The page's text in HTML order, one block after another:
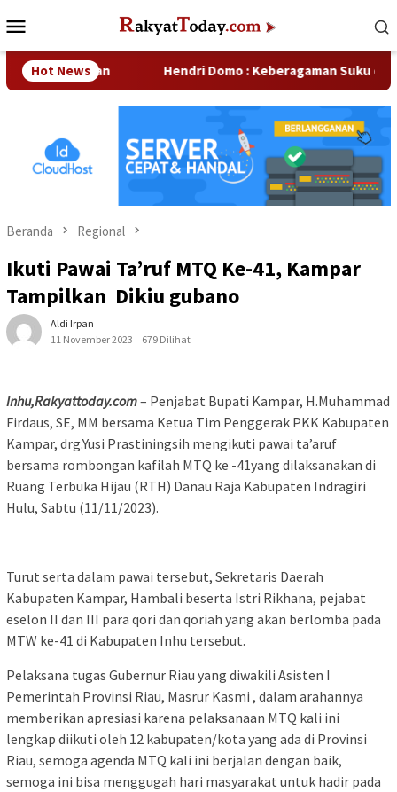
ke
Mobile
Hot News Hendri Domo : Keberagaman Suku dan
Beranda Regional
Ikuti Pawai Ta’ruf MTQ Ke-41, Kampar
Tampilkan Dikiu gubano
Aldi Irpan
11 November 2023
679 Dilihat
Inhu,Rakyattoday.com– Penjabat Bupati Kampar, H.Muhammad
Firdaus, SE, MM bersama Ketua Tim Penggerak PKK Kabupaten
Kampar, drg.Yusi Prastiningsih mengikuti pawai ta’aruf
bersama rombongan kafilah MTQ ke -41yang dilaksanakan di
Ruang Terbuka Hijau (RTH) Danau Raja Kabupaten Indragiri
Hulu, Sabtu (11/11/2023).
Turut serta dalam pawai tersebut, Sekretaris Daerah
Kabupaten Kampar, Hambali beserta Istri Rikhana, pejabat
eselon II dan III para qori dan qoriah yang akan berlomba pada
MTW ke-41 di Kabupaten Inhu tersebut.
Pelaksana tugas Gubernur Riau yang diwakili Asisten I
Pemerintah Provinsi Riau, Masrur Kasmi , dalam arahannya
memberikan apresiasi karena pelaksanaan MTQ kali ini
lengkap diikuti oleh 12 kabupaten/kota yang ada di Provinsi
Riau, semoga agenda MTQ kali ini berjalan dengan baik,
semoga ini bisa menggugah hari masyarakat untuk hadir pada